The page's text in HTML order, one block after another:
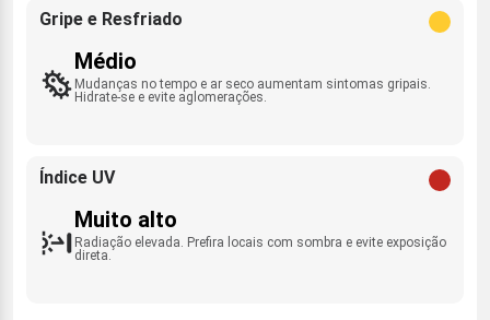
Gripe e Resfriado
Médio
Mudanças no tempo e ar seco aumentam sintomas gripais.
Hidrate-se e evite aglomerações.
Índice UV
Muito alto
Radiação elevada. Prefira locais com sombra e evite exposição
direta.